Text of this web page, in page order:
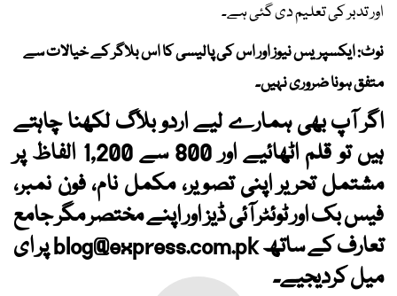
اور تدبر کی تعلیم دی گئی ہے۔
نوٹ: ایکسپریس نیوز اور اس کی پالیسی کا اس بلاگر کے خیالات سے
متفق ہونا ضروری نہیں۔
اگر آپ بھی ہمارے لیے اردو بلاگ لکھنا چاہتے
ہیں تو قلم اٹھائیے اور 800 سے 1,200 الفاظ پر
مشتمل تحریر اپنی تصویر، مکمل نام، فون نمبر،
فیس بک اور ٹوئٹر آئی ڈیز اور اپنے مختصر مگر جامع
تعارف کے ساتھblog@express.com.pkپر ای
میل کردیجیے۔